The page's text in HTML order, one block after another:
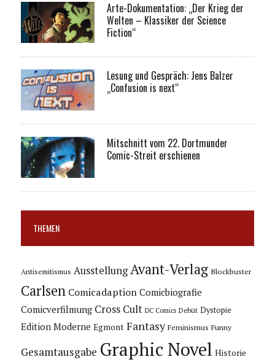
Arte-Dokumentation: „Der Krieg der
Welten – Klassiker der Science
Fiction“
Lesung und Gespräch: Jens Balzer
„Confusion is next“
Mitschnitt vom 22. Dortmunder
Comic-Streit erschienen
THEMEN
Antisemitismus Ausstellung Avant-Verlag Blockbuster
Carlsen Comicadaption Comicbiografie
Comicverfilmung Cross Cult DC Comics Debüt Dystopie
Edition Moderne Egmont Fantasy Feminismus Funny
Gesamtausgabe Graphic Novel Historie